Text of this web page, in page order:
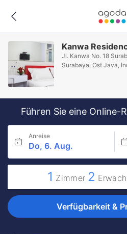
Kanwa
Jl. Kanwa No. 18
Surabaya, Ost Java,
Führen Sie eine Online-
Anreise
Do, 6. Aug.
1 Zimmer 2
Verfügbarkeit &